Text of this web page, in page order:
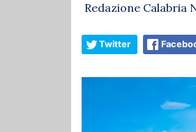
Redazione Calabria
Twitter